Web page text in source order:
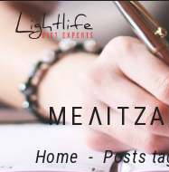
Home - Posts